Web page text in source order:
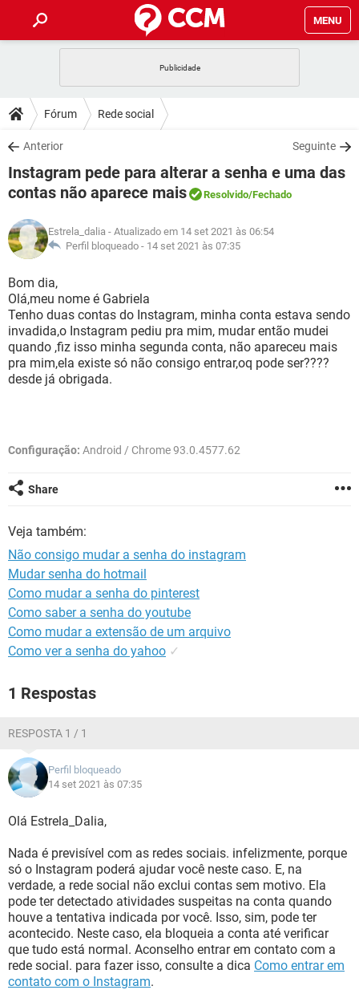
MENU
CELULAR
OUTLOOK
INSTAGRAM GMAIL
GUIA DE COMPRAS
DICAS
JOGOS
OUTLOOK EXCEL
GUIA DE COMPRAS
DOWNLOADS
JOGOS WHATSAPP
CELULAR FACEBOOK
OUTLOOK EXCEL
INSTAGRAM
GUIA DE COMPRAS
FÓRUM
CELULAR FACEBOOK
INSTAGRAM
GUIA DE COMPRAS
GLOSSÁRIO
JOGOS
CELULAR
OUTLOOK EXCEL
INSTAGRAM GMAIL
GUIA DE COMPRAS
Fórum Rede social
Anterior Seguinte
Instagram pede para alterar a senha e uma das
contas não aparece mais
Resolvido/Fechado
Estrela_dalia - Atualizado em 14 set 2021 às 06:54
Perfil bloqueado - 14 set 2021 às 07:35
Bom dia,
Olá,meu nome é Gabriela
Tenho duas contas do Instagram, minha conta estava sendo
invadida,o Instagram pediu pra mim, mudar então mudei
quando ,fiz isso minha segunda conta, não apareceu mais
pra mim,ela existe só não consigo entrar,oq pode ser????
desde já obrigada.
Configuração: Android / Chrome 93.0.4577.62
Share
Veja também:
Não consigo mudar a senha do instagram
Mudar senha do hotmail
Como mudar a senha do pinterest
Como saber a senha do youtube
Como mudar a extensão de um arquivo
Como ver a senha do yahoo ✓
1 Respostas
RESPOSTA 1 / 1
Perfil bloqueado
14 set 2021 às 07:35
Olá Estrela_Dalia,
Nada é previsível com as redes sociais. infelizmente, porque
só o Instagram poderá ajudar você neste caso. E, na
verdade, a rede social não exclui contas sem motivo. Ela
pode ter detectado atividades suspeitas na conta quando
houve a tentativa indicada por você. Isso, sim, pode ter
acontecido. Neste caso, ela bloqueia a conta até verificar
que tudo está normal. Aconselho entrar em contato com a
rede social. para fazer isso, consulte a dica Como entrar em
contato com o Instagram.